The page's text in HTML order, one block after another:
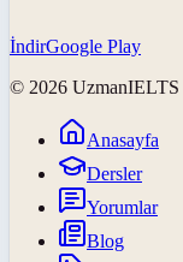
İndirGoogle Play
© 2026 UzmanIELTS
Anasayfa
Dersler
Yorumlar
Blog